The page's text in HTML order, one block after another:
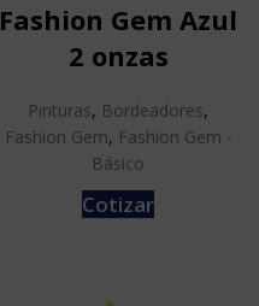
Fashion Gem Azul
2 onzas
Pinturas, Bordeadores,
Fashion Gem, Fashion Gem -
Básico
Cotizar